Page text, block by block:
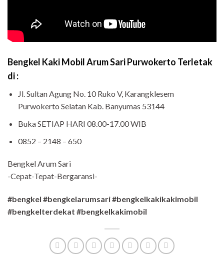
Bengkel Kaki Mobil Arum Sari Purwokerto Terletak
di :
Jl. Sultan Agung No. 10 Ruko V, Karangklesem
Purwokerto Selatan Kab. Banyumas 53144
Buka SETIAP HARI 08.00-17.00 WIB
0852 – 2148 – 650
Bengkel Arum Sari
-Cepat-Tepat-Bergaransi-
#bengkel #bengkelarumsari #bengkelkakikakimobil
#bengkelterdekat #bengkelkakimobil